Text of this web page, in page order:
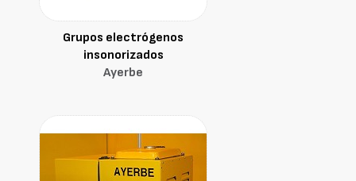
Grupos electrógenos
insonorizados
Ayerbe